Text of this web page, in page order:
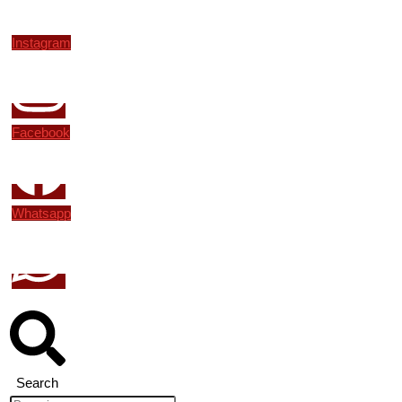
Instagram
Facebook
Whatsapp
Search